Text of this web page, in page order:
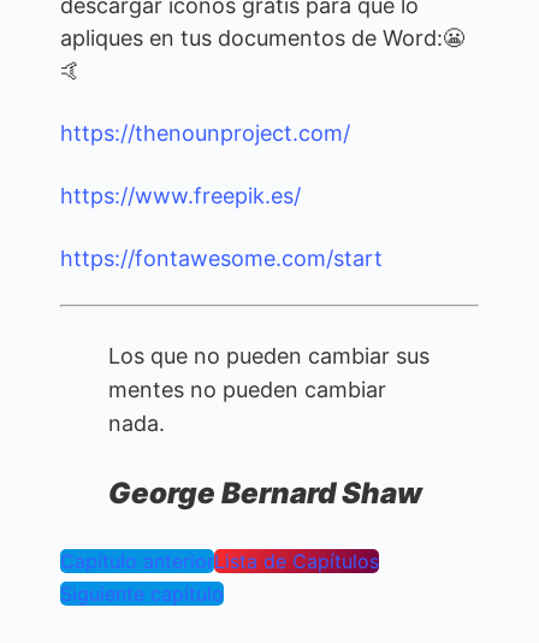
descargar íconos gratis para que lo
apliques en tus documentos de Word:😬
🤙
https://thenounproject.com/
https://www.freepik.es/
https://fontawesome.com/start
Los que no pueden cambiar sus
mentes no pueden cambiar
nada.
George Bernard Shaw
Capítulo anteriorLista de Capítulos
Siguiente capítulo